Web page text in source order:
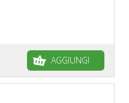
AGGIUNGI